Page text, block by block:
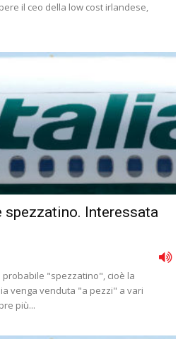
il ceo della low cost irlandese,
Interessata
"spezzatino", cioè la
venga venduta "a pezzi" a vari
più...